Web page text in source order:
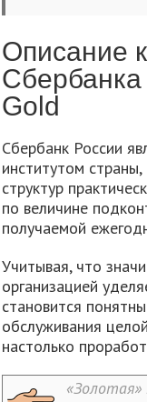
Описание
Gold
Сбербанк России
институтом страны,
структур
по величине
получаемой
Учитывая, что
организацией
становится
обслуживания
настолько